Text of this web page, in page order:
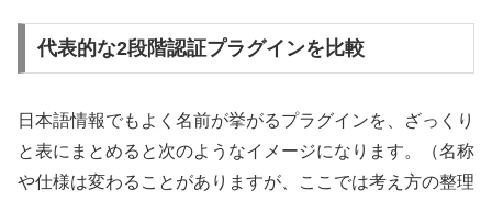
代表的な2段階認証プラグインを比較
日本語情報でもよく名前が挙がるプラグインを、ざっくり
と表にまとめると次のようなイメージになります。（名称
や仕様は変わることがありますが、ここでは考え方の整理